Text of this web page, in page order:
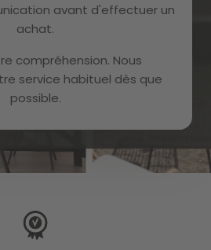
avant d'effectuer un
achat.
compréhension. Nous
service habituel dès que
possible.
politique de confidentialité de